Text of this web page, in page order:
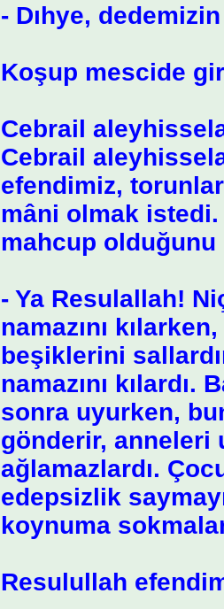
- Dıhye,
Koşup mescide
Cebrail
Cebrail
efendimiz,
mâni olmak
mahcup
- Ya Resulallah!
namazını
beşiklerini
namazını
sonra uyurken,
gönderir, anneleri
ağlamazlardı.
edepsizlik
koynuma
Resulullah